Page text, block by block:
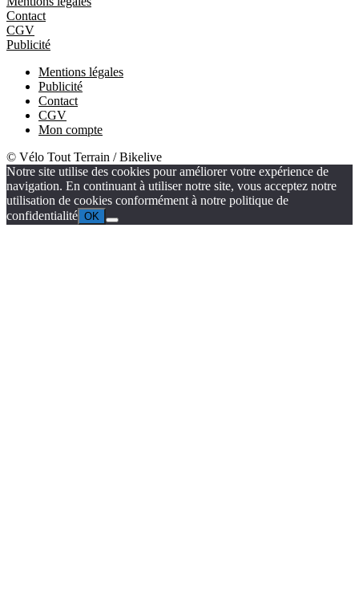
Contact
CGV
Publicité
Mentions légales
Publicité
Contact
CGV
Mon compte
© Vélo Tout Terrain / Bikelive
Notre site utilise des cookies pour améliorer votre expérience de
navigation. En continuant à utiliser notre site, vous acceptez notre
utilisation de cookies conformément à notre politique de
confidentialité OK